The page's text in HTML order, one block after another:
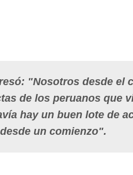
"Nosotros desde el
de los peruanos que
hay un buen lote de
un comienzo".